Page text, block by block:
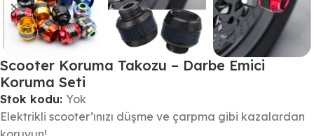
Scooter Koruma Takozu – Darbe Emici
Koruma Seti
Stok kodu: Yok
Elektrikli scooter’ınızı düşme ve çarpma gibi kazalardan